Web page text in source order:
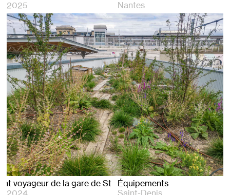
2025
Nantes
voyageur de la gare de St DenisÉquipements